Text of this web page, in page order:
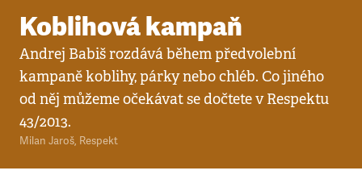
Koblihová kampaň
Andrej Babiš rozdává během předvolební
kampaně koblihy, párky nebo chléb. Co jiného
od něj můžeme očekávat se dočtete v Respektu
43/2013.
Milan Jaroš, Respekt